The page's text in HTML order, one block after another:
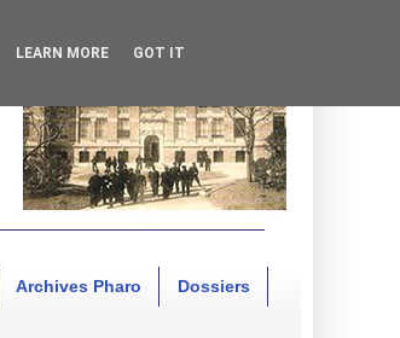
Archives Pharo Dossiers
LEARN MORE GOT IT